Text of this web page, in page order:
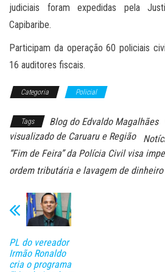
judiciais foram expedidas pela
Capibaribe.
Participam da operação 60 policiais
16 auditores fiscais.
Categoria Policial
Tags Blog do Edvaldo Magalhães
visualizado de Caruaru e Região
“Fim de Feira” da Polícia Civil visa
ordem tributária e lavagem de dinheiro
PL do vereador
Irmão Ronaldo
cria o programa